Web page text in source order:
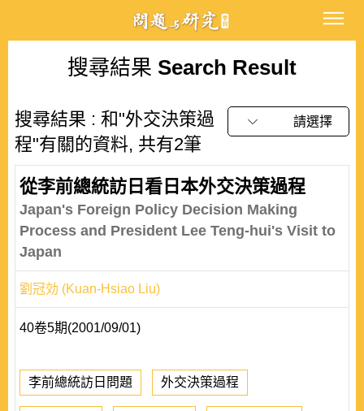
搜尋結果 Search Result
搜尋結果 : 和"外交決策過
程"有關的資料, 共有2筆
請選擇
從李前總統訪日看日本外交決策過程
Japan's Foreign Policy Decision Making
Process and President Lee Teng-hui's Visit to
Japan
劉冠効 (Kuan-Hsiao Liu)
40卷5期(2001/09/01)
李前總統訪日問題 外交決策過程